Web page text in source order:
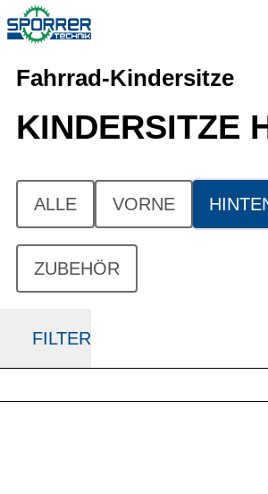
Fahrrad-Kindersitze
KINDERSITZE
ALLE VORNE
ZUBEHÖR
FILTER